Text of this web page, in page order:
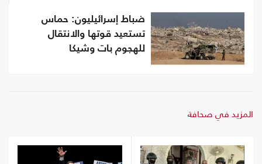
ضباط إسرائيليون: حماس
تستعيد قوتها والانتقال
للهجوم بات وشيكا
المزيد في صحافة